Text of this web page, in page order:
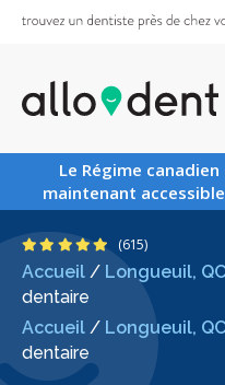
Le Régime
maintenant
Accueil / Longueuil, QC
dentaire
Accueil / Longueuil, QC
dentaire
4.9 étoiles
(615)